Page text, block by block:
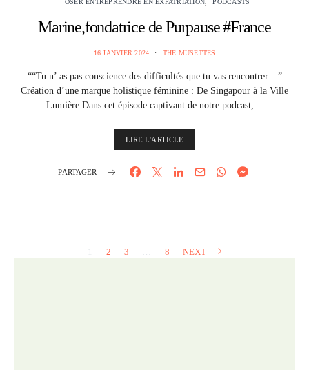
OSER ENTREPRENDRE EN EXPATRIATION
PODCASTS
Marine,fondatrice de Purpause #France
16 JANVIER 2024 THE MUSETTES
““Tu n’ as pas conscience des difficultés que tu vas rencontrer…”
Création d’une marque holistique féminine : De Singapour à la Ville
Lumière Dans cet épisode captivant de notre podcast,…
LIRE L'ARTICLE
PARTAGER
1 2 3 … 8 NEXT